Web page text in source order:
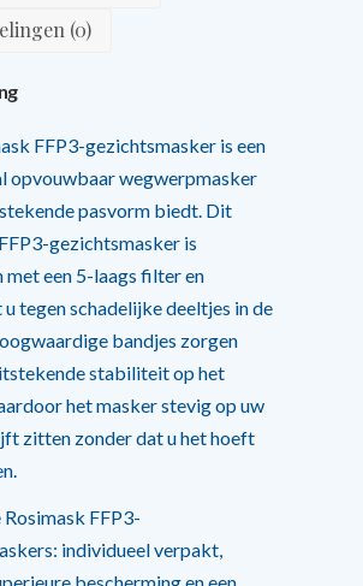
(0)
FFP3-gezichtsmasker is een
opvouwbaar wegwerpmasker
pasvorm biedt. Dit
gezichtsmasker is
een 5-laags filter en
tegen schadelijke deeltjes in de
bandjes zorgen
stabiliteit op het
het masker stevig op uw
zitten zonder dat u het hoeft
FFP3-
individueel verpakt,